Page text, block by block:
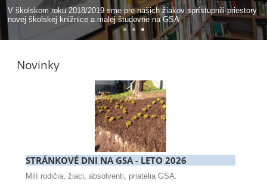
V školskom roku 2018/2019 sme pre našich žiakov sprístupnili priestory
novej školskej knižnice a malej študovne na GSA
Novinky
STRÁNKOVÉ DNI NA GSA - LETO 2026
Milí rodičia, žiaci, absolventi, priatelia GSA.